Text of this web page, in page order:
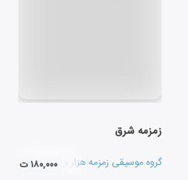
زمزمه شرق
گروه موسیقی زمزمه هزار و یک شب
۱۸۰,۰۰۰ ت